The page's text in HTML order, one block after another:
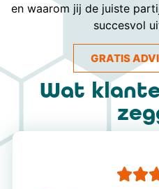
en waarom jij de juiste
succesvol
GRATIS
Wat